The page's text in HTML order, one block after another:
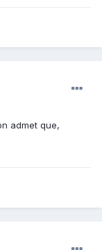
admet que,